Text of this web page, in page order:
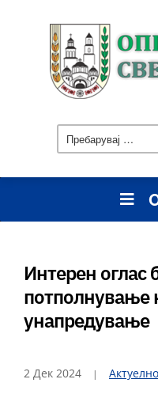
за:
Интерен оглас
потполнување
унапредување
2 Дек 2024 Актуелно